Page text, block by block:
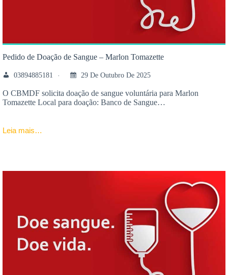
Pedido de Doação de Sangue – Marlon Tomazette
03894885181 29 De Outubro De 2025
O CBMDF solicita doação de sangue voluntária para Marlon
Tomazette Local para doação: Banco de Sangue…
Leia mais…